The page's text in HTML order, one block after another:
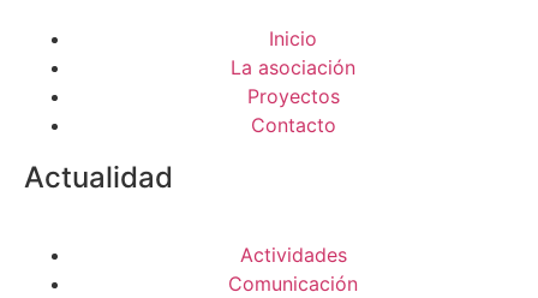
Inicio
La asociación
Proyectos
Contacto
Actualidad
Actividades
Comunicación